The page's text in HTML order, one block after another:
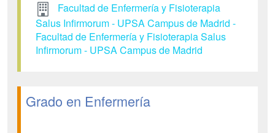
Facultad de Enfermería y Fisioterapia
Salus Infirmorum - UPSA Campus de Madrid -
Facultad de Enfermería y Fisioterapia Salus
Infirmorum - UPSA Campus de Madrid
Grado en Enfermería